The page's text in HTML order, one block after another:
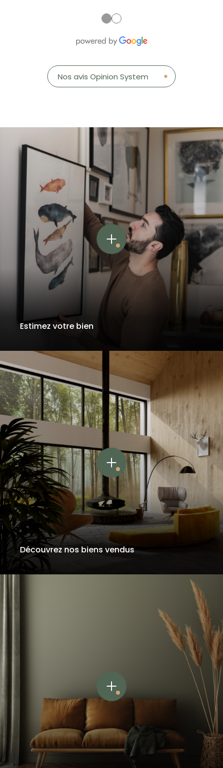
martine souriau
★★★★★
★★★★★
Guillaume Varnier
★★★★★
★★★★★
Nabil Rami
★★★★★
★★★★★
marie-pierre guillonneau
★★★★★
★★★★★
Anne Baudequin
★★★★★
★★★★★
Kevin Laschkar
★★★★★
★★★★★
●●
Nos avis Opinion System
Estimez votre bien
Découvrez nos biens vendus